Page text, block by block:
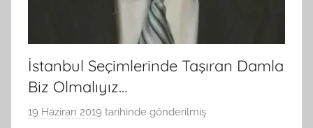
İstanbul Seçimlerinde Taşıran Damla
Biz Olmalıyız…
19 Haziran 2019 tarihinde gönderilmiş